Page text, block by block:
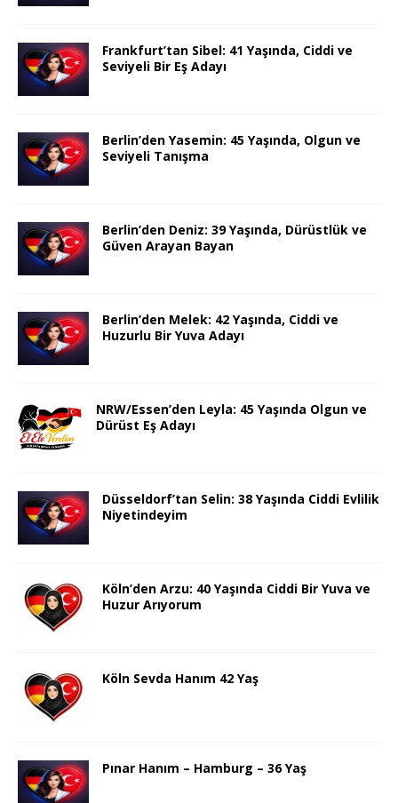
Frankfurt’tan Sibel: 41 Yaşında, Ciddi ve
Seviyeli Bir Eş Adayı
Berlin’den Yasemin: 45 Yaşında, Olgun ve
Seviyeli Tanışma
Berlin’den Deniz: 39 Yaşında, Dürüstlük ve
Güven Arayan Bayan
Berlin’den Melek: 42 Yaşında, Ciddi ve
Huzurlu Bir Yuva Adayı
NRW/Essen’den Leyla: 45 Yaşında Olgun ve
Dürüst Eş Adayı
Düsseldorf’tan Selin: 38 Yaşında Ciddi Evlilik
Niyetindeyim
Köln’den Arzu: 40 Yaşında Ciddi Bir Yuva ve
Huzur Arıyorum
Köln Sevda Hanım 42 Yaş
Pınar Hanım – Hamburg – 36 Yaş